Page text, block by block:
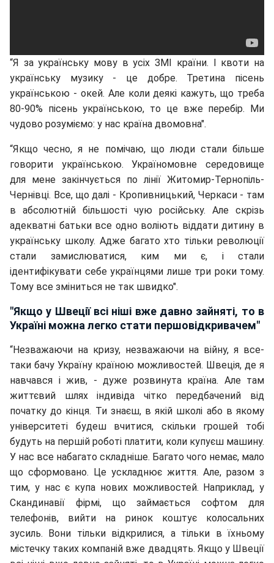
“Я за українську мову в усіх ЗМІ країни. І квоти на
українську музику - це добре. Третина пісень
українською - окей. Але коли деякі кажуть, що треба
80-90% пісень українською, то це вже перебір. Ми
чудово розуміємо: у нас країна двомовна".
“Якщо чесно, я не помічаю, що люди стали більше
говорити українською. Україномовне середовище
для мене закінчується по лінії Житомир-Тернопіль-
Чернівці. Все, що далі - Кропивницький, Черкаси - там
в абсолютній більшості чую російську. Але скрізь
адекватні батьки все одно воліють віддати дитину в
українську школу. Адже багато хто тільки революції
стали замислюватися, ким ми є, і стали
ідентифікувати себе українцями лише три роки тому.
Тому все зміниться не так швидко".
"Якщо у Швеції всі ніші вже давно зайняті, то в
Україні можна легко стати першовідкривачем"
“Незважаючи на кризу, незважаючи на війну, я все-
таки бачу Україну країною можливостей. Швеція, де я
навчався і жив, - дуже розвинута країна. Але там
життєвий шлях індивіда чітко передбачений від
початку до кінця. Ти знаєш, в якій школі або в якому
університеті будеш вчитися, скільки грошей тобі
будуть на першій роботі платити, коли купуєш машину.
У нас все набагато складніше. Багато чого немає, мало
що сформовано. Це ускладнює життя. Але, разом з
тим, у нас є купа нових можливостей. Наприклад, у
Скандинавії фірмі, що займається софтом для
телефонів, вийти на ринок коштує колосальних
зусиль. Вони тільки відкрилися, а тільки в їхньому
містечку таких компаній вже двадцять. Якщо у Швеції